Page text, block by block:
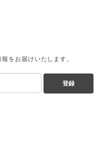
をお届けいたします。
登録